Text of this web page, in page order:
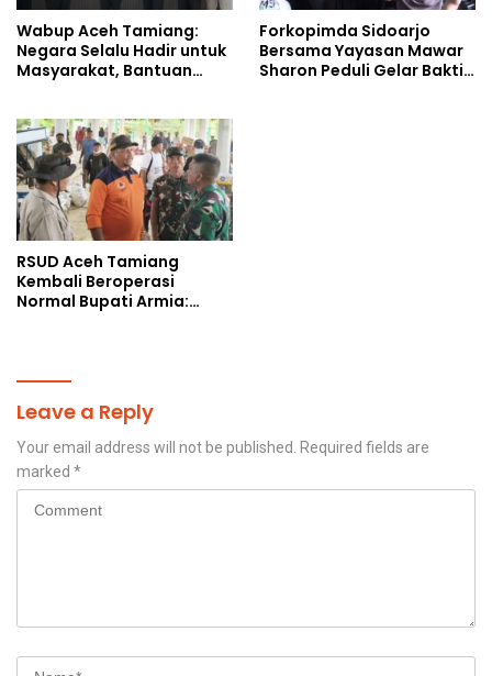
Wabup Aceh Tamiang:
Negara Selalu Hadir untuk
Masyarakat, Bantuan
Forkopimda Sidoarjo
Bersama Yayasan Mawar
Sharon Peduli Gelar Bakti
RSUD Aceh Tamiang
Kembali Beroperasi
Normal Bupati Armia:
Leave a Reply
Your email address will not be published.
Required fields are
marked *